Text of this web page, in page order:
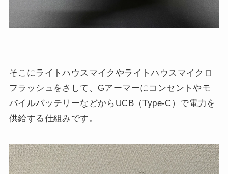
そこにライトハウスマイクやライトハウスマイクロ
フラッシュをさして、Gアーマーにコンセントやモ
バイルバッテリーなどからUCB（Type-C）で電力を
供給する仕組みです。